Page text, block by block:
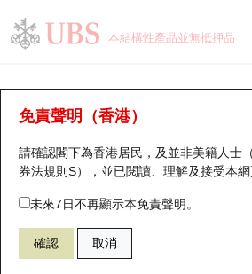
本結構性產品並無抵押品
免責聲明（香港）
請確認閣下為香港居民，及並非美籍人士
券法規則S），並已閱讀、理解及接受本
未來7日不再顯示本免責聲明。
確認 取消
牛熊證分析儀
表現 街貨統計 比較
61217 瑞銀熊證 HSI 恒生
$0.181 0.014
瑞銀認股證一覽
新發行瑞銀認股證
即將到期認股證
認股證到期結算價查詢
街貨統計
比較
牛熊全景快搜
牛熊證搜尋
牛熊證街貨分佈圖
正股牛熊證列表
街貨統計
比較
十大升幅/跌幅
十大認股證成交分佈
十天股證佔大市成交
資金流
正股分析儀
二十大活躍股份
恒指成份股
國指成份股
持股比重
顯示所有持股比重
每月輪證大市專題
輪證專欄
講座及教育短片
認股證投資者教育